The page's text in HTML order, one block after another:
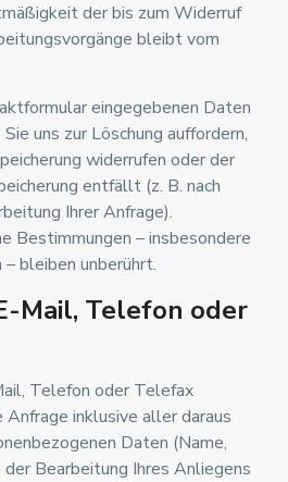
der bis zum Widerruf
bleibt vom
eingegebenen Daten
uns zur Löschung auffordern,
widerrufen oder der
entfällt (z. B. nach
Ihrer Anfrage).
Bestimmungen – insbesondere
bleiben unberührt.
Mail, Telefon oder
Telefon oder Telefax
inklusive aller daraus
Daten (Name,
Bearbeitung Ihres Anliegens